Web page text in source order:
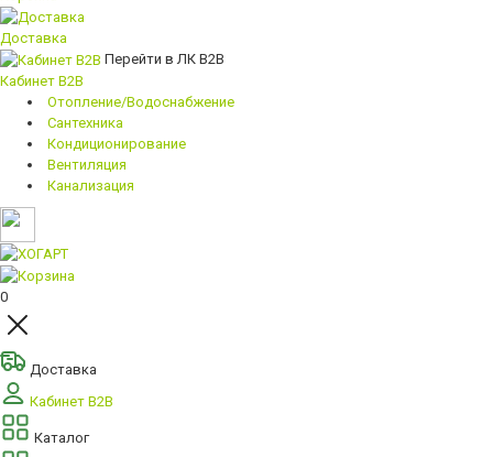
Доставка
Перейти в ЛК B2B
Кабинет B2B
Отопление/Водоснабжение
Сантехника
Кондиционирование
Вентиляция
Канализация
0
Доставка
Кабинет B2B
Каталог